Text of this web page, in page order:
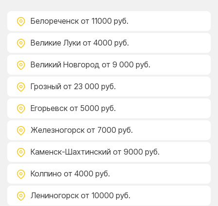
Белореченск от 11000 руб.
Великие Луки от 4000 руб.
Великий Новгород от 9 000 руб.
Грозный от 23 000 руб.
Егорьевск от 5000 руб.
Железногорск от 7000 руб.
Каменск-Шахтинский от 9000 руб.
Колпино от 4000 руб.
Лениногорск от 10000 руб.